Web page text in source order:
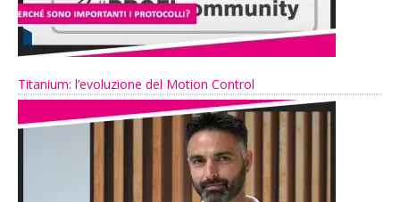
Titanium: l’evoluzione del Motion Control